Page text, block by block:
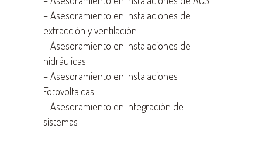
–Asesoramiento en Instalaciones de
extracción y ventilación
–Asesoramiento en Instalaciones de
hidráulicas
–Asesoramiento en Instalaciones
Fotovoltaicas
–Asesoramiento en Integración de
sistemas